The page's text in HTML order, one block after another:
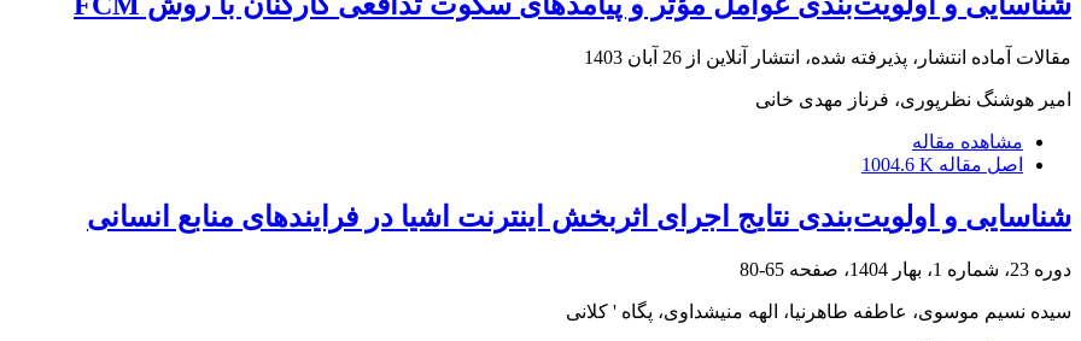
مقالات آماده انتشار، پذیرفته شده، انتشار آنلاین از 26 آبان 1403
امیر هوشنگ نظرپوری، فرناز مهدی خانی
مشاهده مقاله
اصل مقاله 1004.6 K
شناسایی و اولویت‌بندی نتایج اجرای اثربخش اینترنت اشیا در فرایندهای منابع انسانی
دوره 23، شماره 1، بهار 1404، صفحه 65-80
سیده نسیم موسوی، عاطفه طاهرنیا، الهه منیشداوی، پگاه ' کلانی